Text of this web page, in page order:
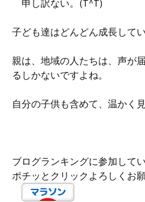
申し訳ない。(T^T)
子ども達はどんどん成長してい
親は、地域の人たちは、声が
るしかないですよね。
自分の子供も含めて、温かく
ブログランキングに参加してい
ポチッとクリックよろしくお願